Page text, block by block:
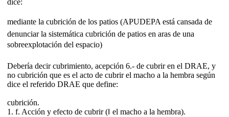
mediante la cubrición de los patios (APUDEPA está cansada de
denunciar la sistemática cubrición de patios en aras de una
sobreexplotación del espacio)
Debería decir cubrimiento, acepción 6.- de cubrir en el DRAE, y
no cubrición que es el acto de cubrir el macho a la hembra según
dice el referido DRAE que define:
cubrición.
1. f. Acción y efecto de cubrir (‖ el macho a la hembra).